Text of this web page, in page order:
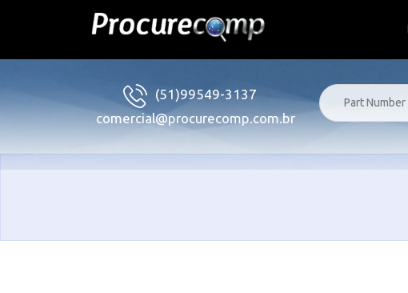
(51)99549-3137
comercial@procurecomp.com.br